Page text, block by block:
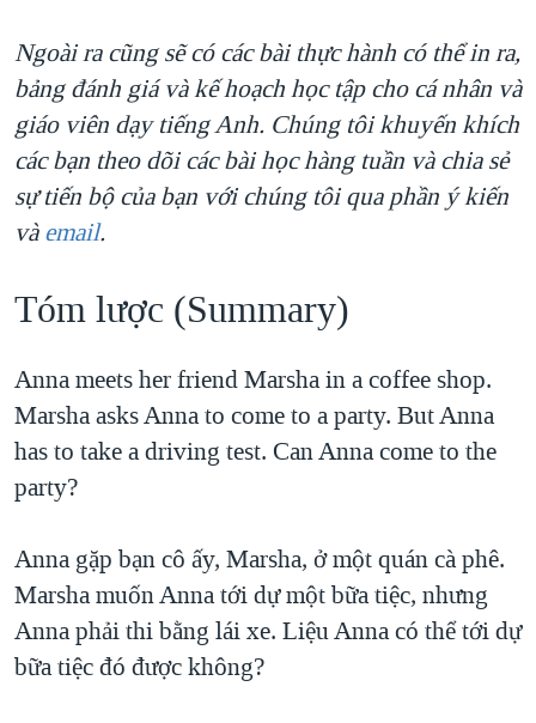
Ngoài ra cũng sẽ có các bài thực hành có thể in ra,
bảng đánh giá và kế hoạch học tập cho cá nhân và
giáo viên dạy tiếng Anh. Chúng tôi khuyến khích
các bạn theo dõi các bài học hàng tuần và chia sẻ
sự tiến bộ của bạn với chúng tôi qua phần ý kiến
vàemail.
Tóm lược (Summary)
Anna meets her friend Marsha in a coffee shop.
Marsha asks Anna to come to a party. But Anna
has to take a driving test. Can Anna come to the
party?
Anna gặp bạn cô ấy, Marsha, ở một quán cà phê.
Marsha muốn Anna tới dự một bữa tiệc, nhưng
Anna phải thi bằng lái xe. Liệu Anna có thể tới dự
bữa tiệc đó được không?